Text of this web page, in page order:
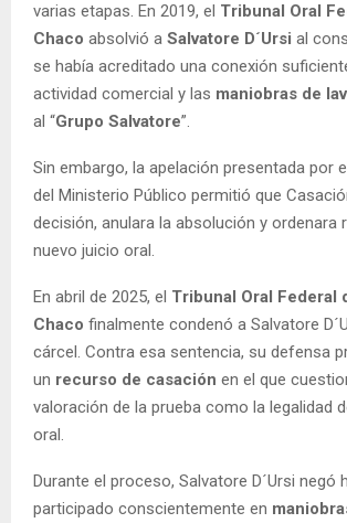
varias etapas. En 2019, el Tribunal Oral
Chaco absolvió a Salvatore D´Ursi al
se había acreditado una conexión
actividad comercial y las maniobras de
al “Grupo Salvatore”.
Sin embargo, la apelación presentada por
del Ministerio Público permitió que
decisión, anulara la absolución y ordenara
nuevo juicio oral.
En abril de 2025, el Tribunal Oral Federal
Chaco finalmente condenó a Salvatore
cárcel. Contra esa sentencia, su defensa
un recurso de casación en el que
valoración de la prueba como la legalidad
oral.
Durante el proceso, Salvatore D´Ursi negó
participado conscientemente en